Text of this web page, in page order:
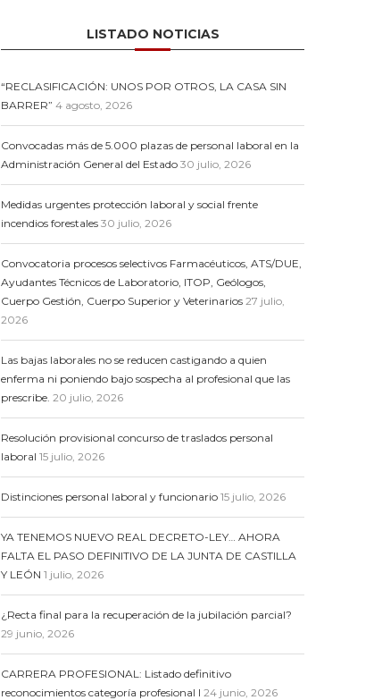
LISTADO NOTICIAS
“RECLASIFICACIÓN: UNOS POR OTROS, LA CASA SIN
BARRER” 4 agosto, 2026
Convocadas más de 5.000 plazas de personal laboral en la
Administración General del Estado 30 julio, 2026
Medidas urgentes protección laboral y social frente
incendios forestales 30 julio, 2026
Convocatoria procesos selectivos Farmacéuticos, ATS/DUE,
Ayudantes Técnicos de Laboratorio, ITOP, Geólogos,
Cuerpo Gestión, Cuerpo Superior y Veterinarios 27 julio,
2026
Las bajas laborales no se reducen castigando a quien
enferma ni poniendo bajo sospecha al profesional que las
prescribe. 20 julio, 2026
Resolución provisional concurso de traslados personal
laboral 15 julio, 2026
Distinciones personal laboral y funcionario 15 julio, 2026
YA TENEMOS NUEVO REAL DECRETO-LEY… AHORA
FALTA EL PASO DEFINITIVO DE LA JUNTA DE CASTILLA
Y LEÓN 1 julio, 2026
¿Recta final para la recuperación de la jubilación parcial?
29 junio, 2026
CARRERA PROFESIONAL: Listado definitivo
reconocimientos categoría profesional I 24 junio, 2026